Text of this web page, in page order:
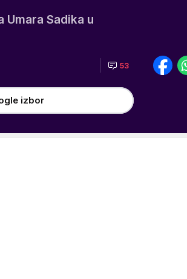
Sadika u
53
izbor